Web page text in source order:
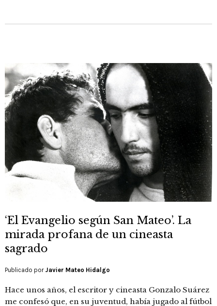
‘El Evangelio según San Mateo’. La
mirada profana de un cineasta
sagrado
Publicado por Javier Mateo Hidalgo
Hace unos años, el escritor y cineasta Gonzalo Suárez
me confesó que, en su juventud, había jugado al fútbol